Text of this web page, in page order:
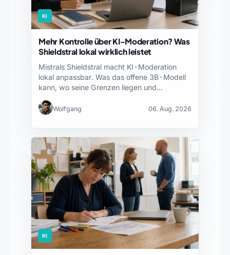
KI
Mehr Kontrolle über KI-Moderation? Was
Shieldstral lokal wirklich leistet
Mistrals Shieldstral macht KI-Moderation
lokal anpassbar. Was das offene 3B-Modell
kann, wo seine Grenzen liegen und…
Wolfgang 06. Aug. 2026
KI